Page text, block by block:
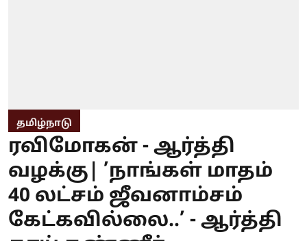
தமிழ்நாடு
ரவிமோகன் - ஆர்த்தி
வழக்கு| ’நாங்கள் மாதம்
40 லட்சம் ஜீவனாம்சம்
கேட்கவில்லை..’ - ஆர்த்தி